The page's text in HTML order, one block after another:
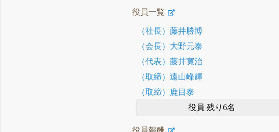
役員一覧
（社長）藤井勝博
（会長）大野元泰
（代表）藤井寛治
（取締）遠山峰輝
（取締）鹿目泰
役員 残り6名
役員報酬